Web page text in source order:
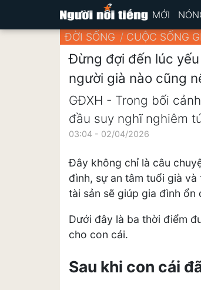
MỚI
ĐỜI SỐNG CUỘC SỐNG
Đừng đợi đến lúc
người già nào cũng
GĐXH - Trong bối
đầu suy nghĩ nghiêm
03:04 - 02/04/2026
Đây không chỉ là câu
đình, sự an tâm tuổi già
tài sản sẽ giúp gia đình ổn
Dưới đây là ba thời điểm
cho con cái.
Sau khi con cái